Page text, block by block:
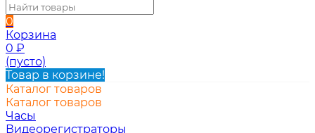
0
Корзина
0 ₽
(пусто)
Товар в корзине!
Каталог товаров
Каталог товаров
Часы
Видеорегистраторы